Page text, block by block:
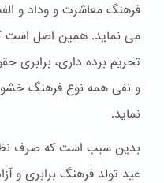
فرهنگ معاشرت و وداد و
می نماید. همین اصل است
تحریم برده داری، برابری
و نفی همه نوع فرهنگ
نماید.
بدین سبب است که صرف نظر
عید تولد فرهنگ برابری و